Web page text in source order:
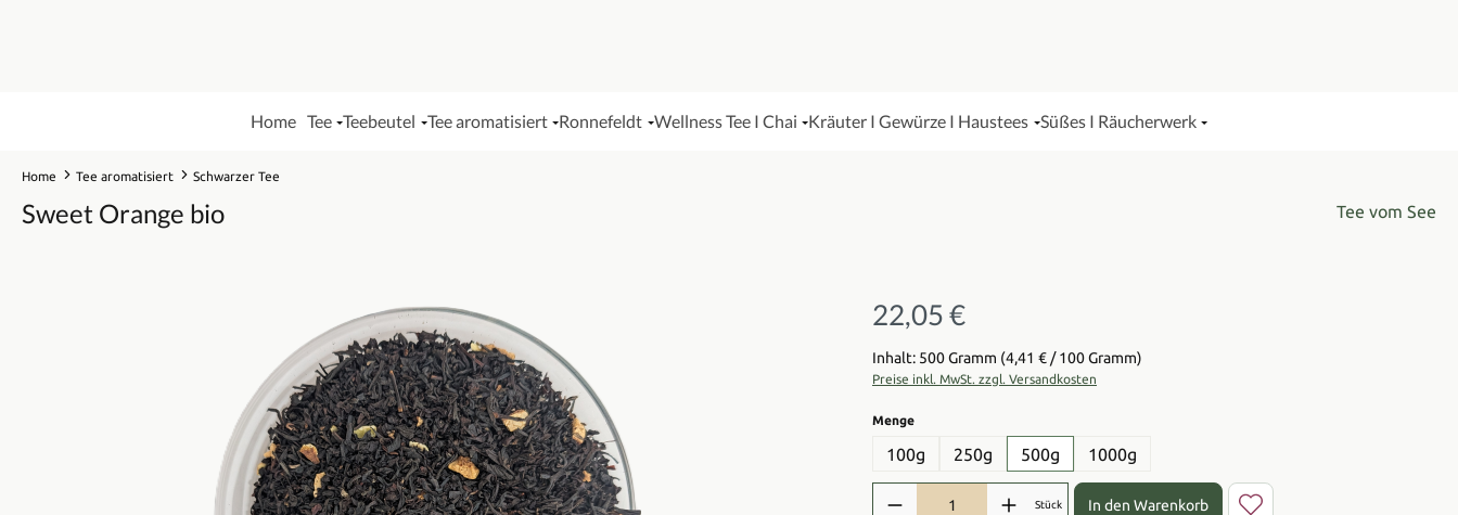
Home Tee Teebeutel Tee aromatisiert Ronnefeldt Wellness Tee I Chai Kräuter I Gewürze I Haustees Süßes I Räucherwerk
Home Tee aromatisiert Schwarzer Tee
Sweet Orange bio Tee vom See
Regulärer Preis:
22,05 €
Inhalt: 500 Gramm (4,41 € / 100 Gramm)
Preise inkl. MwSt. zzgl. Versandkosten
Mengeauswählen
100g 250g 500g 1000g
Produkt Anzahl: Gib den gewünschten Wert ein oder benutze die
Stück In den Warenkorb